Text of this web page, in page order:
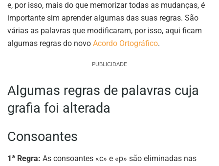
e, por isso, mais do que memorizar todas as mudanças, é
importante sim aprender algumas das suas regras. São
várias as palavras que modificaram, por isso, aqui ficam
algumas regras do novo Acordo Ortográfico.
PUBLICIDADE
Algumas regras de palavras cuja
grafia foi alterada
Consoantes
1ª Regra: As consoantes «c» e «p» são eliminadas nas